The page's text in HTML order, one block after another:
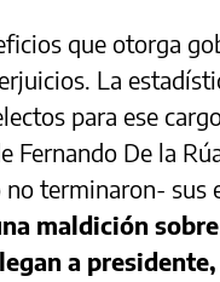
que otorga
La
para ese
Fernando De la
terminaron- sus
maldición
a